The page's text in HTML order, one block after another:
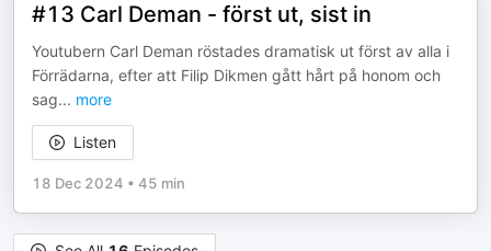
#13 Carl Deman - först ut, sist in
Youtubern Carl Deman röstades dramatisk ut först av alla i
Förrädarna, efter att Filip Dikmen gått hårt på honom och
sag... more
Listen
18 Dec 2024 • 45 min